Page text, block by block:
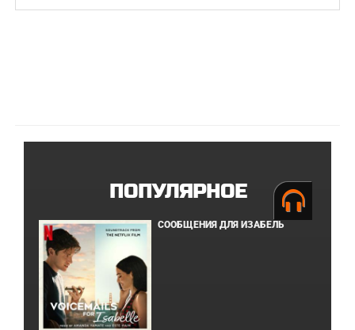
ПОПУЛЯРНОЕ
СООБЩЕНИЯ ДЛЯ ИЗАБЕЛЬ